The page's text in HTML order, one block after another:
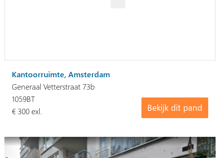
Kantoorruimte, Amsterdam
Generaal Vetterstraat 73b
Bekijk dit pand
1059BT
€ 300 exl.